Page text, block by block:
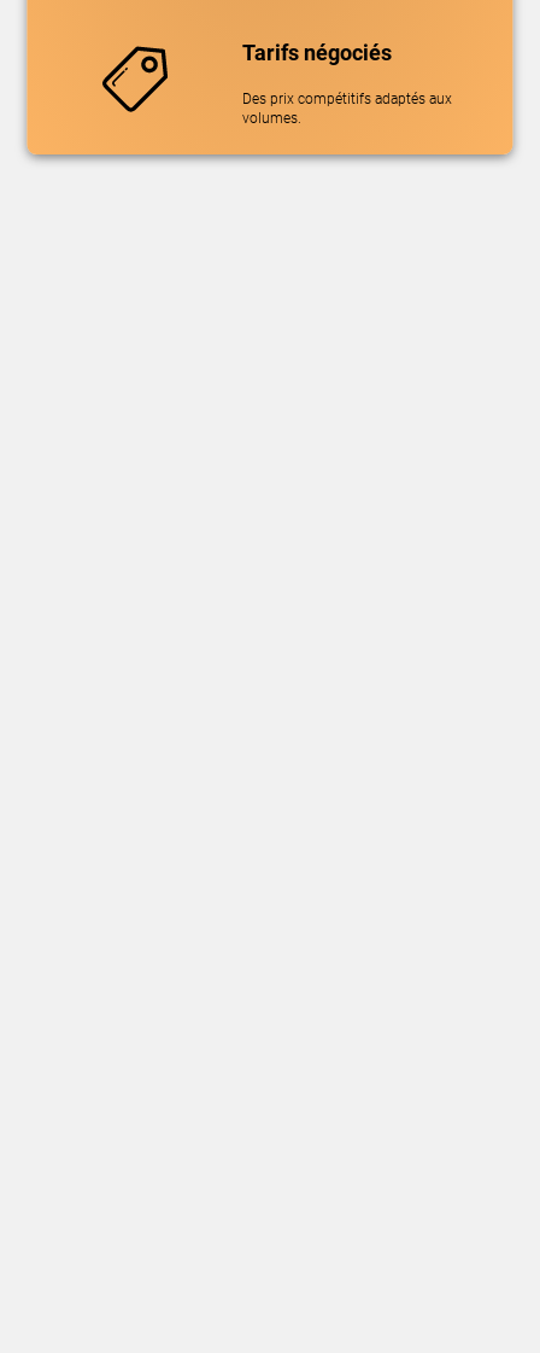
Tarifs négociés
Des prix compétitifs adaptés aux
volumes.